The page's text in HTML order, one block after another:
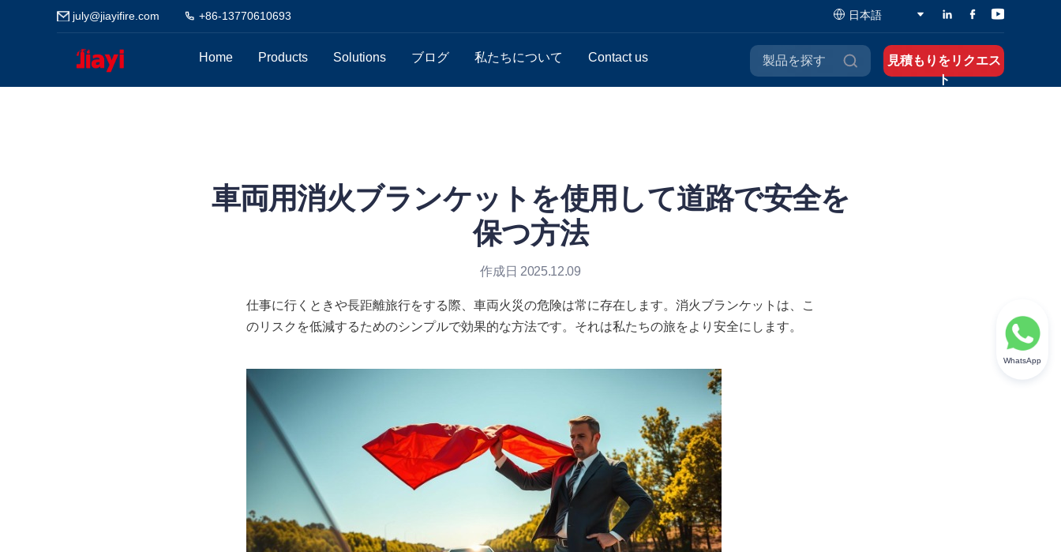
Home Products Solutions ブログ 私たちについて Contact us
july@jiayifire.com +86-13770610693 日本語
製品を探す
見積もりをリクエス
ト
車両用消火ブランケットを使用して道路で安全を
保つ方法
作成日 2025.12.09
仕事に行くときや長距離旅行をする際、車両火災の危険は常に存在します。消火ブランケットは、こ
のリスクを低減するためのシンプルで効果的な方法です。それは私たちの旅をより安全にします。
WhatsApp